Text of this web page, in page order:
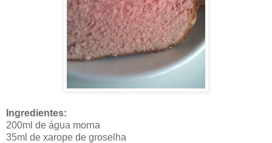
Ingredientes:
200ml de água morna
35ml de xarope de groselha